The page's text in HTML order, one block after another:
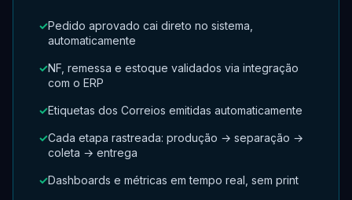
Pedido aprovado cai direto no sistema,
automaticamente
NF, remessa e estoque validados via integração
com o ERP
Etiquetas dos Correios emitidas automaticamente
Cada etapa rastreada: produção → separação →
coleta → entrega
Dashboards e métricas em tempo real, sem print